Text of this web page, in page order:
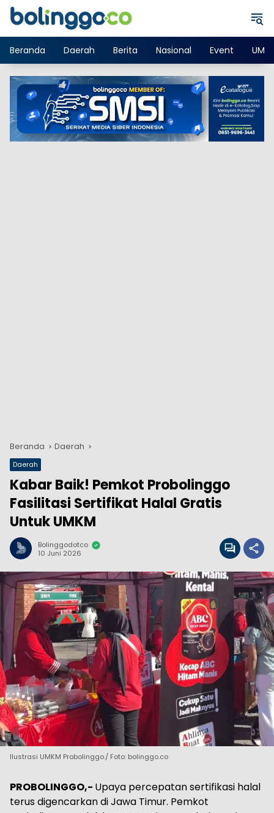
Langsung
Beranda
Daerah Berita Nasional Event
Beranda Daerah
Daerah
Kabar Baik! Pemkot Probolinggo
Fasilitasi Sertifikat Halal Gratis
Untuk UMKM
Bolinggodotco
10 Juni 2026
Ilustrasi UMKM Probolinggo./ Foto: bolinggo.co
PROBOLINGGO,- Upaya percepatan sertifikasi halal
terus digencarkan di Jawa Timur. Pemkot